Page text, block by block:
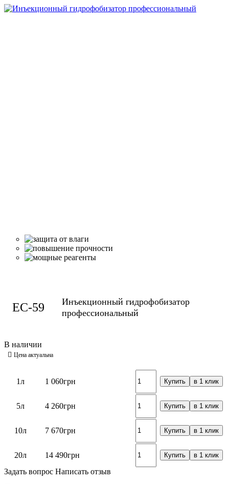
ЕС-59
Инъекционный гидрофобизатор
профессиональный
1л 1 060грн Купить в 1 клик
5л 4 260грн Купить в 1 клик
10л 7 670грн Купить в 1 клик
20л 14 490грн Купить в 1 клик
Задать вопрос Написать отзыв